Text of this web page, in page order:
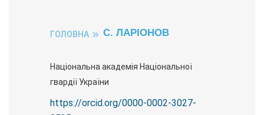
ГОЛОВНА С. ЛАРІОНОВ
Національна академія Національної
гвардії України
https://orcid.org/0000-0002-3027-